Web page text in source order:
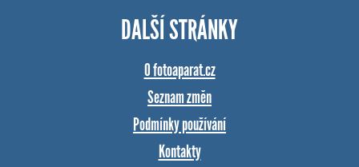
DALŠÍ STRÁNKY
O fotoaparat.cz
Seznam změn
Podmínky používání
Kontakty